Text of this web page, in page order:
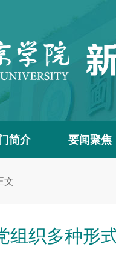
简介 要闻聚焦
文
组织多种形